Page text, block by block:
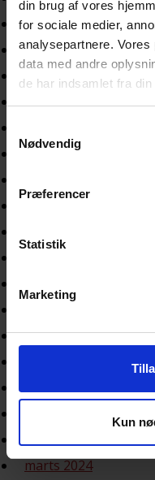
din brug af vores
for sociale medier,
analysepartnere.
data med andre
de har indsamlet fra
Samtykkevalg
Nødvendig
Præferencer
Statistik
Marketing
Kun
november 2025
oktober 2025
september 2025
august 2025
maj 2025
september 2024
marts 2024